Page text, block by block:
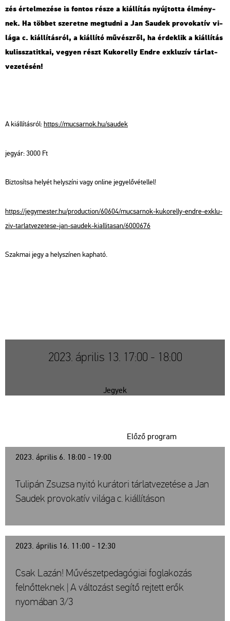
zés ér­tel­me­zé­se is fon­tos része a ki­ál­lí­tás nyúj­tot­ta él­mény­
nek. Ha töb­bet sze­ret­ne meg­tud­ni a Jan Sa­udek pro­vo­ka­tív vi­
lá­ga c. ki­ál­lí­tás­ról, a ki­ál­lí­tó mű­vész­ről, ha ér­dek­lik a ki­ál­lí­tás
ku­lissza­tit­kai, ve­gyen részt Ku­kor­elly Endre exk­lu­zív tár­lat­
ve­ze­té­sén!
A ki­ál­lí­tás­ról:https://​mu­csar­nok.​hu/​sa­udek
jegy­ár: 3000 Ft
Biz­to­sít­sa he­lyét hely­szí­ni vagy on­line jegy­elő­vé­tel­lel!
https://​jegy­mes­ter.​hu/​pro­duc­ti­on/​60604/​mu­csar­nok-​ku­kor­elly-​endre-​exk­lu­
ziv-​tar​latv​ezet​ese-​jan-​sa­udek-​ki­al­lita­san/​6000676
Szak­mai jegy a hely­szí­nen kap­ha­tó.
2023. április 13. 17:00 - 18:00
Jegyek
2023. április 6. 18:00 - 19:00
Előző program
Tulipán Zsuzsa nyitó kurátori tárlatvezetése a Jan
Saudek provokatív világa c. kiállításon
2023. április 16. 11:00 - 12:30
Csak Lazán! Művészetpedagógiai foglakozás
felnőtteknek | A változást segítő rejtett erők
nyomában 3/3